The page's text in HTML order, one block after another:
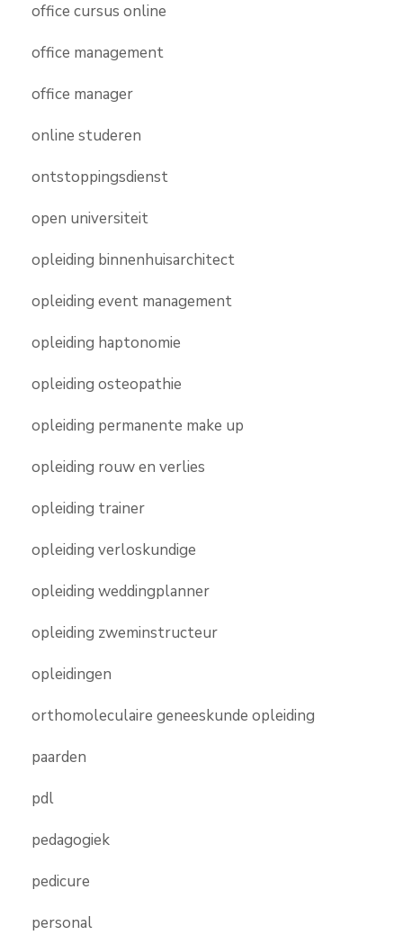
office cursus online
office management
office manager
online studeren
ontstoppingsdienst
open universiteit
opleiding binnenhuisarchitect
opleiding event management
opleiding haptonomie
opleiding osteopathie
opleiding permanente make up
opleiding rouw en verlies
opleiding trainer
opleiding verloskundige
opleiding weddingplanner
opleiding zweminstructeur
opleidingen
orthomoleculaire geneeskunde opleiding
paarden
pdl
pedagogiek
pedicure
personal